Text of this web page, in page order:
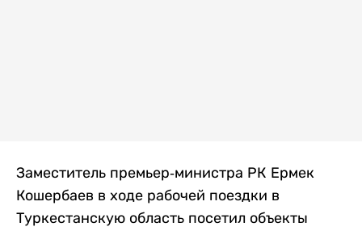
Заместитель премьер-министра РК Ермек
Кошербаев в ходе рабочей поездки в
Туркестанскую область посетил объекты